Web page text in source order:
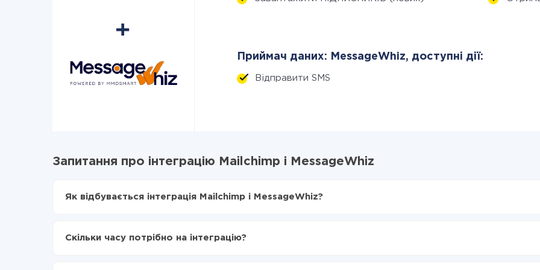
Приймач даних: MessageWhiz, доступні дії:
Відправити SMS
Запитання про інтеграцію Mailchimp і MessageWhiz
Як відбувається інтеграція Mailchimp і MessageWhiz?
Включаєте автооновлення
Скільки часу потрібно на інтеграцію?